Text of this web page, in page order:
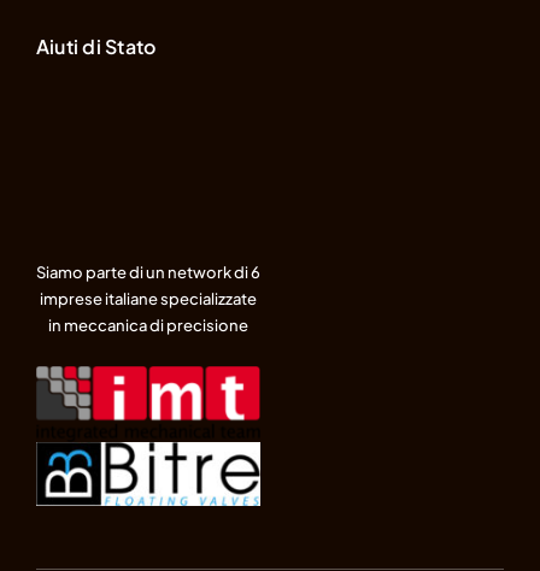
Aiuti di Stato
Siamo parte di un network di 6
imprese italiane specializzate
in meccanica di precisione